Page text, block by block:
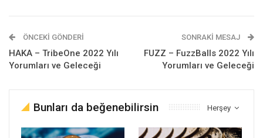
ÖNCEKI GÖNDERI
HAKA – TribeOne 2022 Yılı
Yorumları ve Geleceği
SONRAKI MESAJ
FUZZ – FuzzBalls 2022 Yılı
Yorumları ve Geleceği
Herşey
Bunları da beğenebilirsin